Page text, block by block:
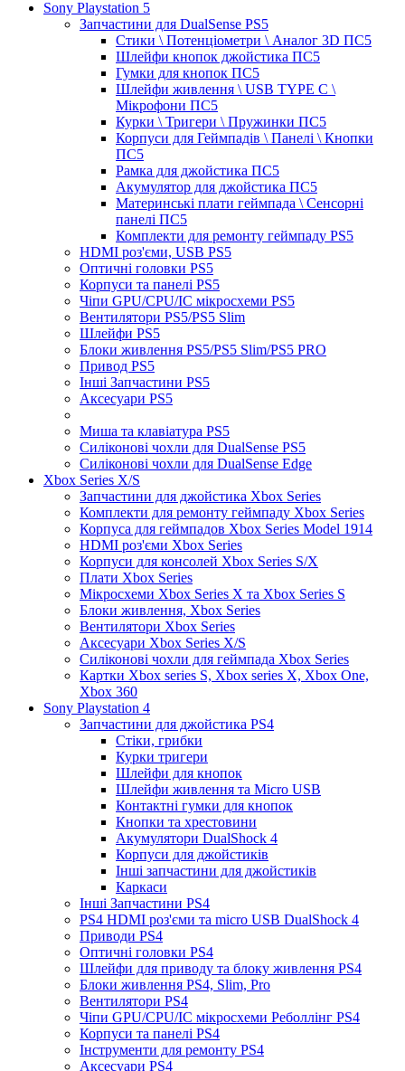
Sony Playstation 5
Запчастини для DualSense PS5
Стики \ Потенціометри \ Аналог 3D ПС5
Шлейфи кнопок джойстика ПС5
Гумки для кнопок ПС5
Шлейфи живлення \ USB TYPE C \
Мікрофони ПС5
Курки \ Тригери \ Пружинки ПС5
Корпуси для Геймпадів \ Панелі \ Кнопки
ПС5
Рамка для джойстика ПС5
Акумулятор для джойстика ПС5
Материнські плати геймпада \ Сенсорні
панелі ПС5
Комплекти для ремонту геймпаду PS5
HDMI роз'єми, USB PS5
Оптичні головки PS5
Корпуси та панелі PS5
Чіпи GPU/CPU/IC мікросхеми PS5
Вентилятори PS5/PS5 Slim
Шлейфи PS5
Блоки живлення PS5/PS5 Slim/PS5 PRO
Привод PS5
Інші Запчастини PS5
Аксесуари PS5
Миша та клавіатура PS5
Силіконові чохли для DualSense PS5
Силіконові чохли для DualSense Edge
Xbox Series X/S
Запчастини для джойстика Xbox Series
Комплекти для ремонту геймпаду Xbox Series
Корпуса для геймпадов Xbox Series Model 1914
HDMI роз'єми Xbox Series
Корпуси для консолей Xbox Series S/X
Плати Xbox Series
Мікросхеми Xbox Series X та Xbox Series S
Блоки живлення, Xbox Series
Вентилятори Xbox Series
Аксесуари Xbox Series X/S
Силіконові чохли для геймпада Xbox Series
Картки Xbox series S, Xbox series X, Xbox One,
Xbox 360
Sony Playstation 4
Запчастини для джойстика PS4
Стіки, грибки
Курки тригери
Шлейфи для кнопок
Шлейфи живлення та Micro USB
Контактні гумки для кнопок
Кнопки та хрестовини
Акумулятори DualShock 4
Корпуси для джойстиків
Інші запчастини для джойстиків
Каркаси
Інші Запчастини PS4
PS4 HDMI роз'єми та micro USB DualShock 4
Приводи PS4
Оптичні головки PS4
Шлейфи для приводу та блоку живлення PS4
Блоки живлення PS4, Slim, Pro
Вентилятори PS4
Чіпи GPU/CPU/IC мікросхеми Реболлінг PS4
Корпуси та панелі PS4
Інструменти для ремонту PS4
Аксесуари PS4